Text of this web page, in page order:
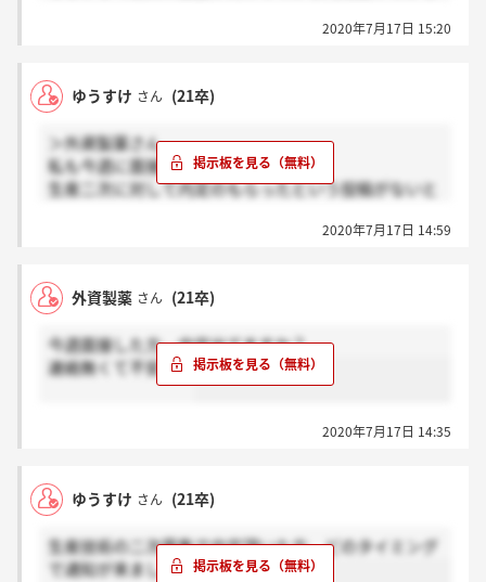
2020年7月17日 15:20
ゆうすけ さん (21卒)
＞外資製薬さん
私も今週に面接受けました
生産二次に対して内定のもらったという投稿がないと
2020年7月17日 14:59
外資製薬 さん (21卒)
今週面接した方、内定出てますか？
連絡無くて不安です
2020年7月17日 14:35
ゆうすけ さん (21卒)
生産技術の二次募集で内定頂いた方、どのタイミング
で通知が来ましたか？